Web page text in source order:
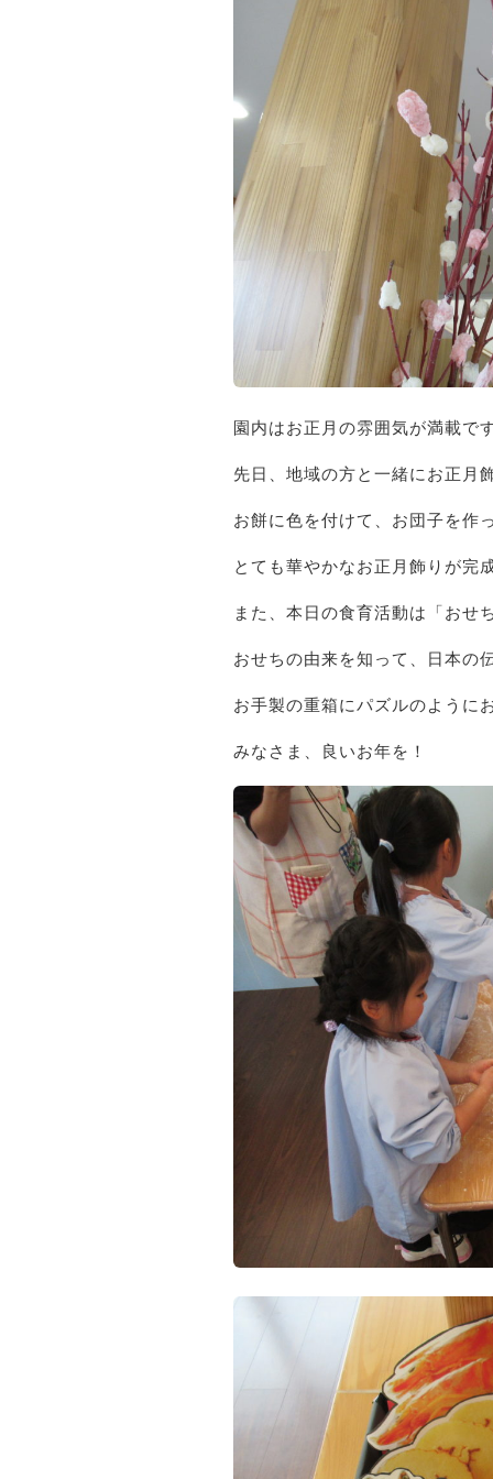
園内はお正月の雰囲気が満載で
先日、地域の方と一緒にお正月
お餅に色を付けて、お団子を作
とても華やかなお正月飾りが完
また、本日の食育活動は「おせ
おせちの由来を知って、日本の
お手製の重箱にパズルのように
みなさま、良いお年を！